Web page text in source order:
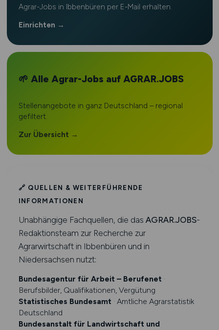
Agrar-Jobs in Ibbenbüren per E-Mail erhalten.
Einrichten →
🌱 Alle Agrar-Jobs auf AGRAR.JOBS
Stellenangebote in ganz Deutschland – regional
gefiltert.
Zur Übersicht →
🔗 QUELLEN & WEITERFÜHRENDE
INFORMATIONEN
Unabhängige Fachquellen, die das AGRAR.JOBS-
Redaktionsteam zur Recherche zur
Agrarwirtschaft in Ibbenbüren und in
Niedersachsen nutzt:
Bundesagentur für Arbeit – Berufenet ·
Berufsbilder, Qualifikationen, Vergütung
Statistisches Bundesamt · Amtliche Agrarstatistik
Deutschland
Bundesanstalt für Landwirtschaft und